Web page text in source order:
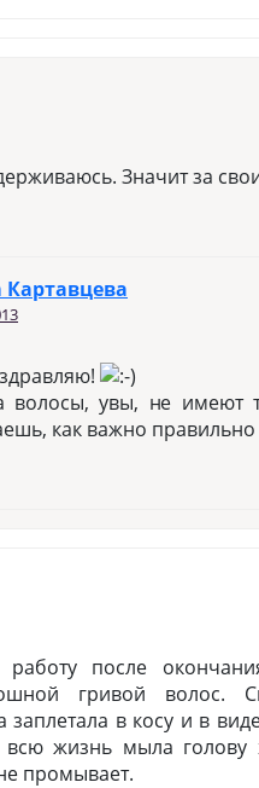
Значит за
Картавцева
волосы, увы, не имеют
как важно правильно
после
гривой волос.
в косу и в
жизнь мыла голову
промывает.